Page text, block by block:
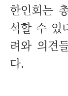
한인회는
석할 수 있
려와 의견
다.